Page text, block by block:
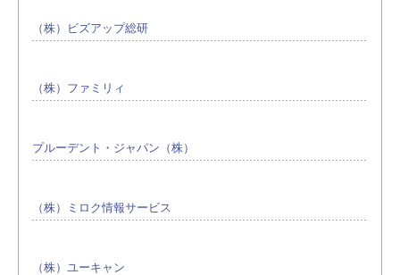
（株）ビズアップ総研
（株）ファミリィ
プルーデント・ジャパン（株）
（株）ミロク情報サービス
（株）ユーキャン